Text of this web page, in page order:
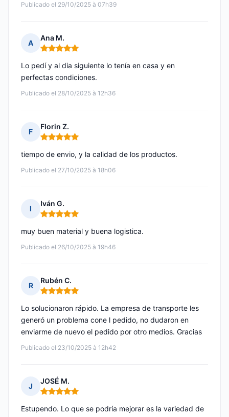
Publicado el 29/10/2025 à 07h39
A
Ana M.
Nota: 5 de 5
Publicado el 28/10/2025 à 12h36
Lo pedí y al dia siguiente lo tenía en casa y en
perfectas condiciones.
F
Florin Z.
Nota: 5 de 5
Publicado el 27/10/2025 à 18h06
tiempo de envio, y la calidad de los productos.
I
Iván G.
Nota: 5 de 5
Publicado el 26/10/2025 à 19h46
muy buen material y buena logistica.
R
Rubén C.
Nota: 5 de 5
Publicado el 23/10/2025 à 12h42
Lo solucionaron rápido. La empresa de transporte les
generó un problema cone l pedido, no dudaron en
enviarme de nuevo el pedido por otro medios. Gracias
J
JOSÉ M.
Nota: 5 de 5
Estupendo. Lo que se podría mejorar es la variedad de